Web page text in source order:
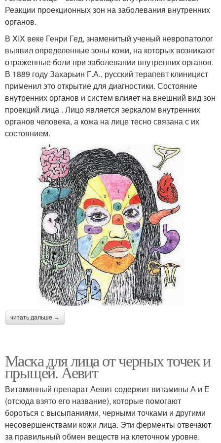
Реакции проекционных зон на заболевания внутренних
органов.
В XIX веке Генри Гед, знаменитый ученый невропатолог
выявил определенные зоны кожи, на которых возникают
отраженные боли при заболевании внутренних органов.
В 1889 году Захарьин Г.А., русский терапевт клиницист
применил это открытие для диагностики. Состояние
внутренних органов и систем влияет на внешний вид зон
проекций лица . Лицо является зеркалом внутренних
органов человека, а кожа на лице тесно связана с их
состоянием.
читать дальше →
Маска для лица от черных точек и
прыщей. Аевит
Витаминный препарат Аевит содержит витамины А и Е
(отсюда взято его название), которые помогают
бороться с высыпаниями, черными точками и другими
несовершенствами кожи лица. Эти ферменты отвечают
за правильный обмен веществ на клеточном уровне.